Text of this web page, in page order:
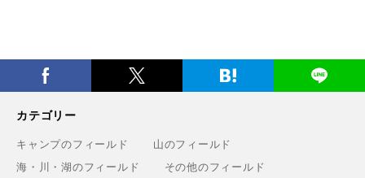
カテゴリー
キャンプのフィールド
山のフィールド
海・川・湖のフィールド
その他のフィールド